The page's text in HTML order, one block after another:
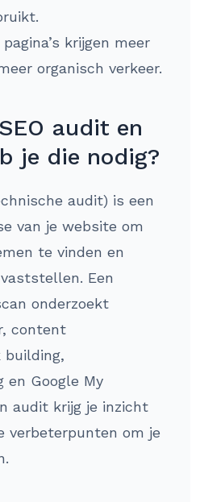
krijgen meer
organisch verkeer.
audit en
je die nodig?
audit) is een
van je website om
te vinden en
Een
onderzoekt
content
en Google My
audit krijg je inzicht
verbeterpunten om je